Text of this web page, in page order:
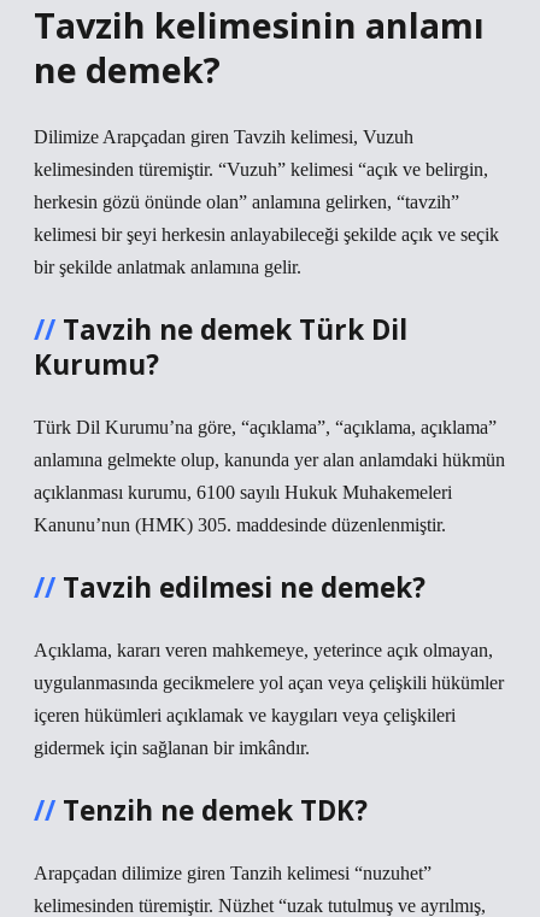
Tavzih kelimesinin anlamı
ne demek?
Dilimize Arapçadan giren Tavzih kelimesi, Vuzuh
kelimesinden türemiştir. “Vuzuh” kelimesi “açık ve belirgin,
herkesin gözü önünde olan” anlamına gelirken, “tavzih”
kelimesi bir şeyi herkesin anlayabileceği şekilde açık ve seçik
bir şekilde anlatmak anlamına gelir.
Tavzih ne demek Türk Dil
Kurumu?
Türk Dil Kurumu’na göre, “açıklama”, “açıklama, açıklama”
anlamına gelmekte olup, kanunda yer alan anlamdaki hükmün
açıklanması kurumu, 6100 sayılı Hukuk Muhakemeleri
Kanunu’nun (HMK) 305. maddesinde düzenlenmiştir.
Tavzih edilmesi ne demek?
Açıklama, kararı veren mahkemeye, yeterince açık olmayan,
uygulanmasında gecikmelere yol açan veya çelişkili hükümler
içeren hükümleri açıklamak ve kaygıları veya çelişkileri
gidermek için sağlanan bir imkândır.
Tenzih ne demek TDK?
Arapçadan dilimize giren Tanzih kelimesi “nuzuhet”
kelimesinden türemiştir. Nüzhet “uzak tutulmuş ve ayrılmış,